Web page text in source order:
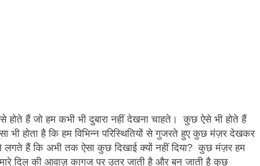
9 आतंकी ठिकानों पर भारत ने की एयर स्ट्राइक (ऑपरेशन सिन्दूर)
द्वारा ‘पुस्तक लोकार्पण, काव्य गोष्ठी एवं सम्मान समारोह’ का भव्य आयोजन
(सम्पादकीय) अबकी बार हुए न पार
हैं जो हम कभी भी दुबारा नहीं देखना चाहते। कुछ ऐसे भी होते हैं
भी होता है कि हम विभिन्न परिस्थितियों से गुजरते हुए कुछ मंज़र देखकर
हैं कि अभी तक ऐसा कुछ दिखाई क्यों नहीं दिया? कुछ मंज़र हम
दिल की आवाज़ कागज पर उतर जाती है और बन जाती है कुछ